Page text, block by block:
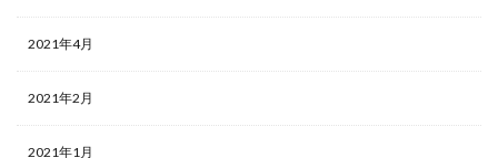
2021年4月
2021年2月
2021年1月